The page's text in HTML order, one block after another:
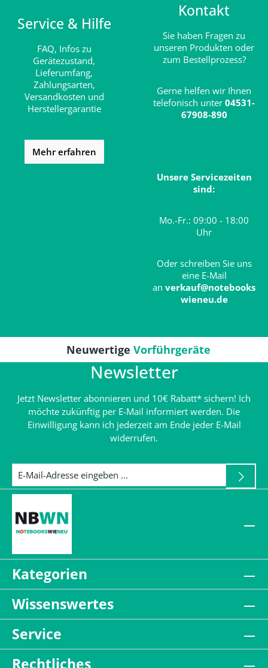
Service & Hilfe
FAQ, Infos zu
Gerätezustand,
Lieferumfang,
Zahlungsarten,
Versandkosten und
Herstellergarantie
Mehr erfahren
Kontakt
Sie haben Fragen zu
unseren Produkten oder
zum Bestellprozess?
Gerne helfen wir Ihnen
telefonisch unter 04531-
67908-890
Unsere Servicezeiten
sind:
Mo.-Fr.: 09:00 - 18:00
Uhr
Oder schreiben Sie uns
eine E-Mail
an verkauf@notebooks
wieneu.de
Neuwertige Vorführgeräte
Newsletter
Jetzt Newsletter abonnieren und 10€ Rabatt* sichern! Ich
möchte zukünftig per E-Mail informiert werden. Die
Einwilligung kann ich jederzeit am Ende jeder E-Mail
widerrufen.
Kategorien
Wissenswertes
Service
Rechtliches